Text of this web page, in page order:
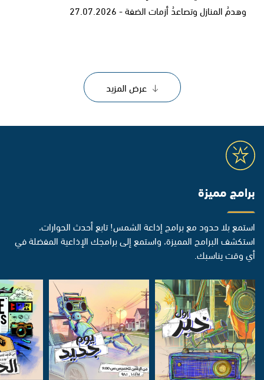
وهدمُ المنازل وتصاعدُ أزمات الضفة - 27.07.2026
عرض المزيد
برامج مميزة
استمع بلا حدود مع برامج إذاعة الشمس! تابع أحدث الحوارات،
استكشف البرامج المميزة، واستمع إلى برامجك الإذاعية المفضلة في
أي وقت يناسبك.